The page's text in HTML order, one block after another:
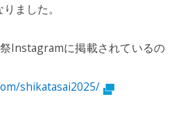
ました。
Instagramに掲載されているの
shikatasai2025/